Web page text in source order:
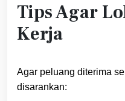
Tips Agar
Kerja
Agar peluang diterima
disarankan: